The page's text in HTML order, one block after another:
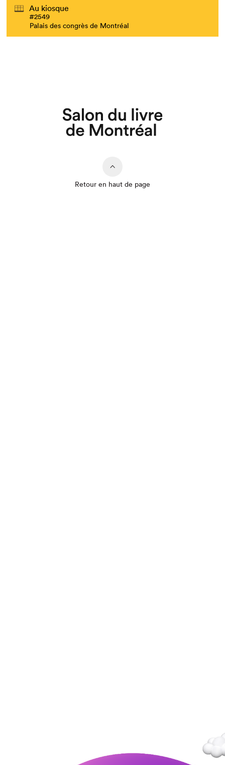
Que cherchez-vous?
Au kiosque
#2549
Palais des congrès de Montréal
Retour en haut de page